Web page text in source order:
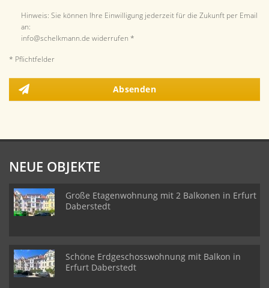
Hinweis: Sie können Ihre Einwilligung jederzeit für die Zukunft per Email
an:
info@schelkmann.de widerrufen *
* Pflichtfelder
Absenden
NEUE OBJEKTE
Große Etagenwohnung mit 2 Balkonen in Erfurt
Daberstedt
Schöne Erdgeschosswohnung mit Balkon in
Erfurt Daberstedt